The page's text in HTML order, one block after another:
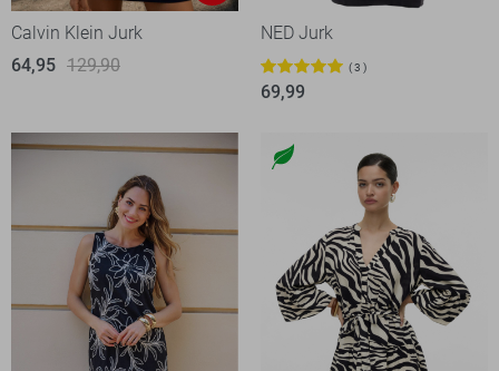
Calvin Klein Jurk
64,95 129,90
NED Jurk
3
69,99